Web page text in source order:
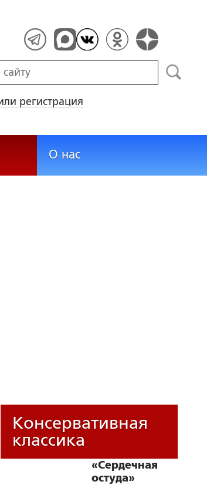
регистрация
О нас
Консервативная
классика
«Сердечная
остуда»